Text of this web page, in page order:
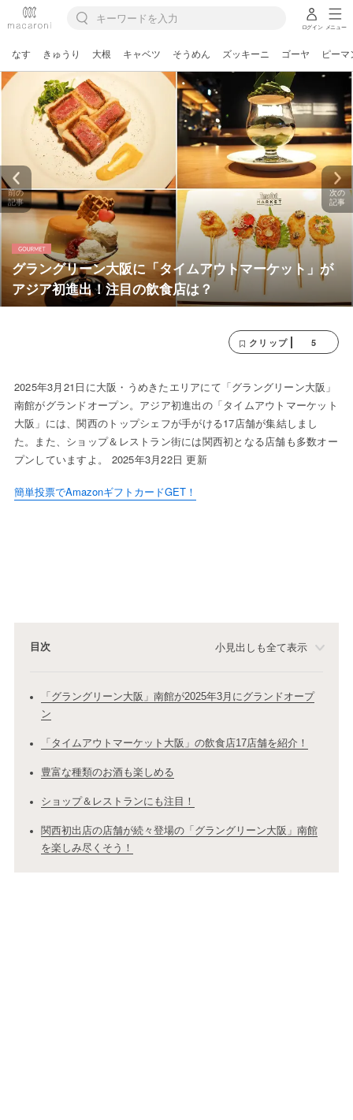
ログイン メニュー
なす きゅうり 大根 キャベツ そうめん ズッキーニ ゴーヤ ピーマ
グラングリーン大阪に「タイムアウトマーケット」が
アジア初進出！注目の飲食店は？
前の
記事
次の
記事
クリップ 5
2025年3月21日に大阪・うめきたエリアにて「グラングリーン大阪」
南館がグランドオープン。アジア初進出の「タイムアウトマーケット
大阪」には、関西のトップシェフが手がける17店舗が集結しまし
た。また、ショップ＆レストラン街には関西初となる店舗も多数オー
プンしていますよ。 2025年3月22日 更新
簡単投票でAmazonギフトカードGET！
目次 小見出しも全て表示
「グラングリーン大阪」南館が2025年3月にグランドオープ
ン
「タイムアウトマーケット大阪」の飲食店17店舗を紹介！
豊富な種類のお酒も楽しめる
ショップ＆レストランにも注目！
関西初出店の店舗が続々登場の「グラングリーン大阪」南館
を楽しみ尽くそう！